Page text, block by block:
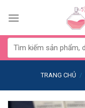
TRANG CHỦ /